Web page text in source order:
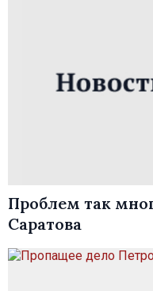
Проблем так
Саратова